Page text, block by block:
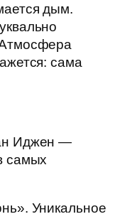
дым.
сама
Иджен —
самых
Уникальное